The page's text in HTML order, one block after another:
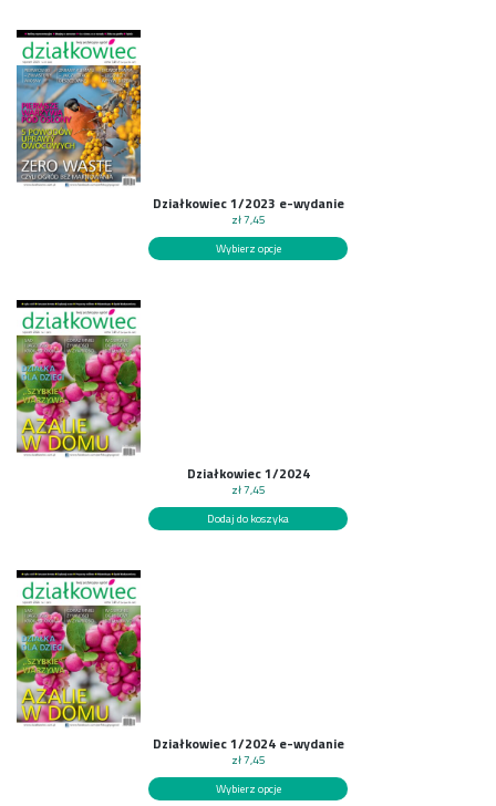
Działkowiec 1/2023 e-wydanie
zł7,45
Wybierz opcje
Działkowiec 1/2024
zł7,45
Dodaj do koszyka
Działkowiec 1/2024 e-wydanie
zł7,45
Wybierz opcje